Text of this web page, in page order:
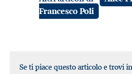
Francesco Poli
Se ti piace questo articolo e trovi